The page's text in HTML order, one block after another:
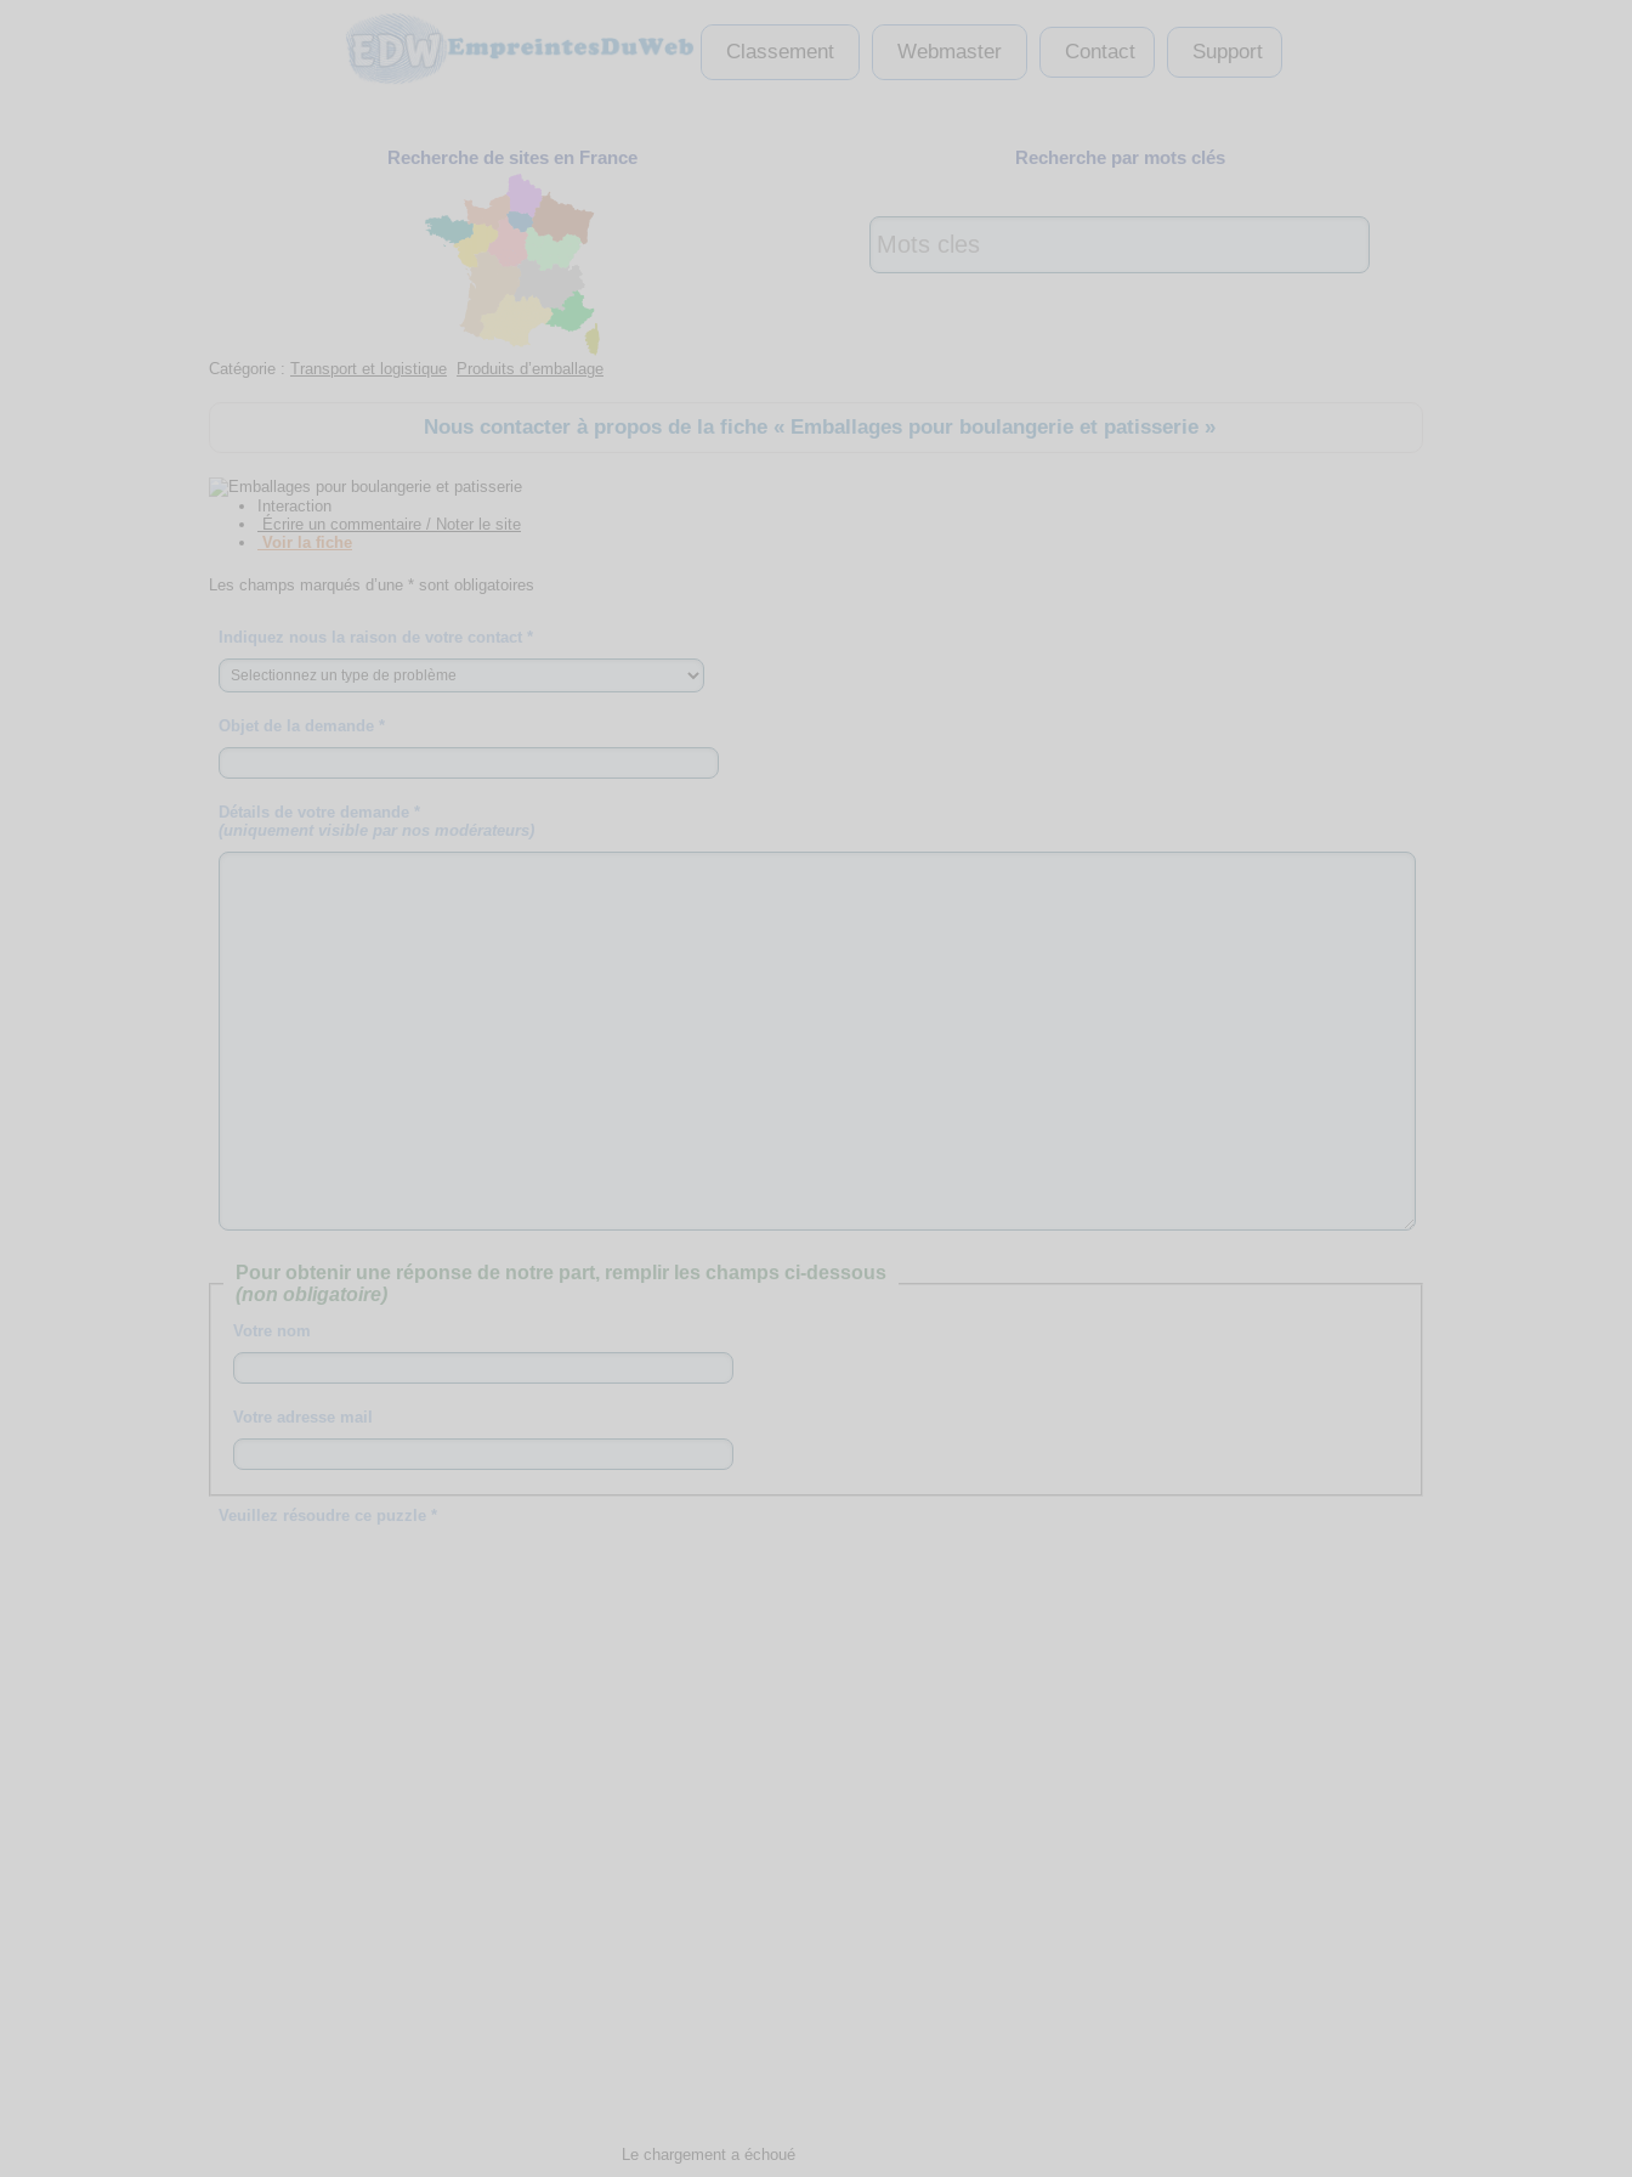
Classement Webmaster Contact Support
Recherche de sites en France Recherche par mots clés
Catégorie : Transport et logistique Produits d’emballage
Nous contacter à propos de la fiche « Emballages pour boulangerie et patisserie »
Interaction
Écrire un commentaire / Noter le site
Voir la fiche
Les champs marqués d’une * sont obligatoires
Indiquez nous la raison de votre contact *
Objet de la demande *
Détails de votre demande *
(uniquement visible par nos modérateurs)
Pour obtenir une réponse de notre part, remplir les champs ci-dessous
(non obligatoire)
Votre nom
Votre adresse mail
Veuillez résoudre ce puzzle *
Le chargement a échoué